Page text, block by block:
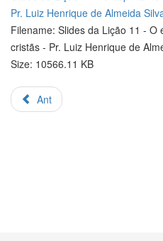
Pr. Luiz Henrique de Almeida
Filename: Slides da Lição 11 -
cristãs - Pr. Luiz Henrique de
Size: 10566.11 KB
Ant